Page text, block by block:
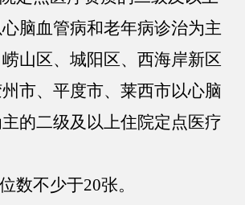
脑血管病和老年病诊治为主
山区、城阳区、西海岸新区
市、平度市、莱西市以心脑
的二级及以上住院定点医疗
数不少于20张。